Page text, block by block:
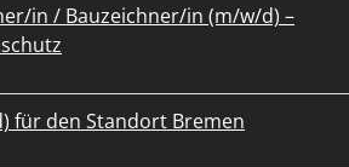
in / Bauzeichner/in (m/w/d) –
für den Standort Bremen